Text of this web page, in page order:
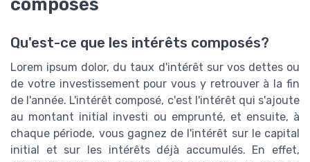
composés
Qu'est-ce que les intérêts composés?
Lorem ipsum dolor, du taux d'intérêt sur vos dettes ou
de votre investissement pour vous y retrouver à la fin
de l'année. L'intérêt composé, c'est l'intérêt qui s'ajoute
au montant initial investi ou emprunté, et ensuite, à
chaque période, vous gagnez de l'intérêt sur le capital
initial et sur les intérêts déjà accumulés. En effet,